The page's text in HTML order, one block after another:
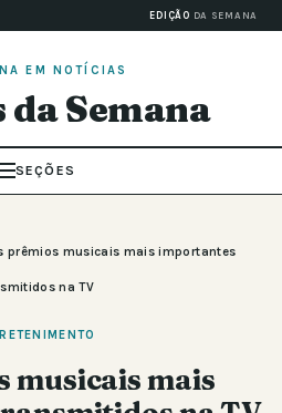
EDIÇÃO DA SEMANA
EM NOTÍCIAS
Semana
SEÇÕES
prêmios musicais mais importantes
na TV
musicais mais